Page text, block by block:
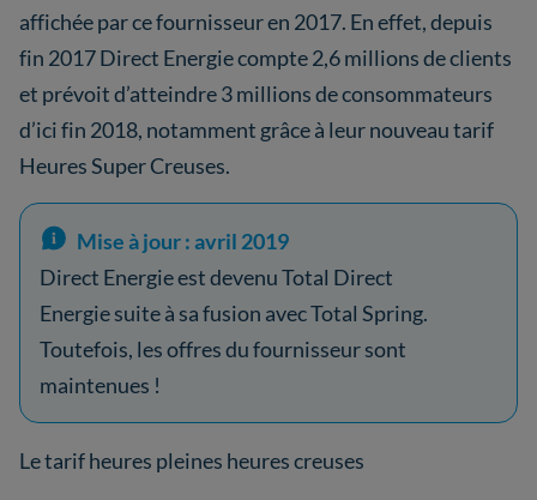
affichée par ce fournisseur en 2017. En effet, depuis
fin 2017 Direct Energie compte 2,6 millions de clients
et prévoit d’atteindre 3 millions de consommateurs
d’ici fin 2018, notamment grâce à leur nouveau tarif
Heures Super Creuses.
Mise à jour : avril 2019
Direct Energie est devenu Total Direct
Energie suite à sa fusion avec Total Spring.
Toutefois, les offres du fournisseur sont
maintenues !
Le tarif heures pleines heures creuses